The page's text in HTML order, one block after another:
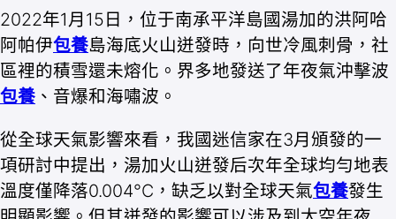
2022年1月15日，位于南承平洋島國湯加的洪阿哈
阿帕伊包養島海底火山迸發時，向世冷風刺骨，社
區裡的積雪還未熔化。界多地發送了年夜氣沖擊波
包養 、音爆和海嘯波。
從全球天氣影響來看，我國迷信家在3月頒發的一
項研討中提出，湯加火山迸發后次年全球均勻地表
溫度僅降落0.004°C，缺乏以對全球天氣包養發生